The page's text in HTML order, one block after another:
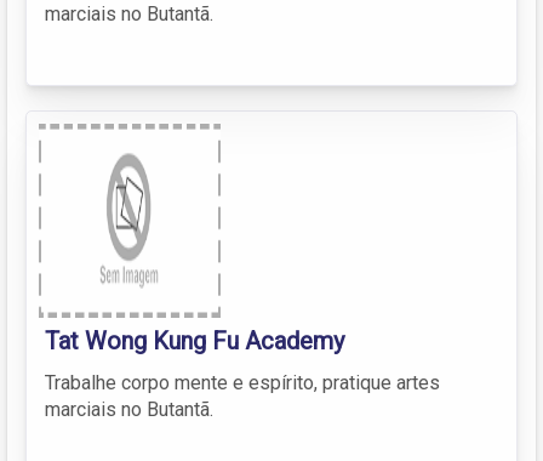
marciais no Butantã.
Tat Wong Kung Fu Academy
Trabalhe corpo mente e espírito, pratique artes
marciais no Butantã.